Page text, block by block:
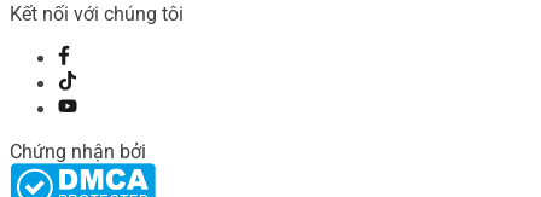
Kết nối với chúng tôi
Chứng nhận bởi